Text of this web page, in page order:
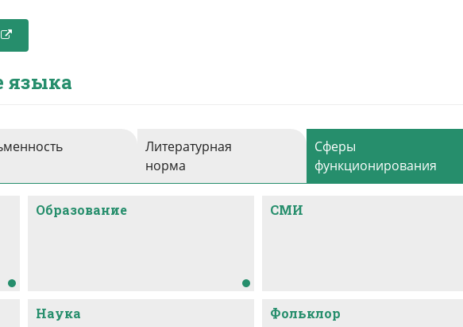
языка
Литературная
норма
Сферы
функционирования
Образование СМИ
Наука Фольклор